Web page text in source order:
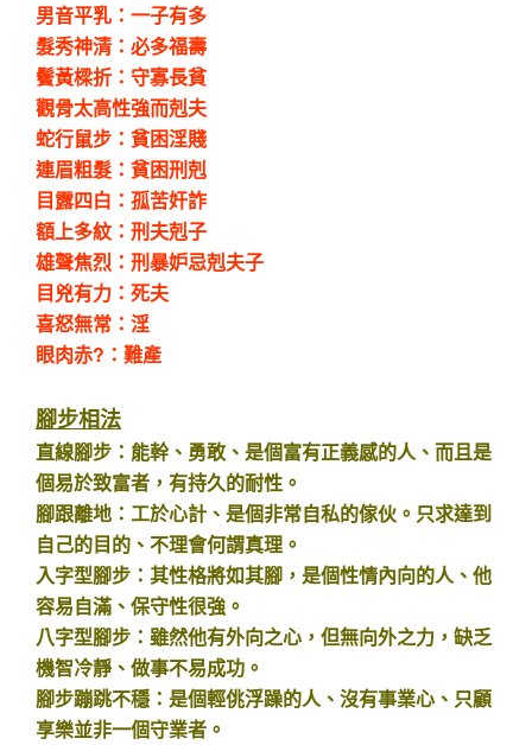
男音平乳：一子有多
髮秀神清：必多福壽
鬢黃樑折：守寡長貧
觀骨太高性強而剋夫
蛇行鼠步：貧困淫賤
連眉粗髮：貧困刑剋
目露四白：孤苦奸詐
額上多紋：刑夫剋子
雄聲焦烈：刑暴妒忌剋夫子
目兇有力：死夫
喜怒無常：淫
眼肉赤?：難產
腳步相法
直線腳步：能幹、勇敢、是個富有正義感的人、而且是
個易於致富者，有持久的耐性。
腳跟離地：工於心計、是個非常自私的傢伙。只求達到
自己的目的、不理會何謂真理。
入字型腳步：其性格將如其腳，是個性情內向的人、他
容易自滿、保守性很強。
八字型腳步：雖然他有外向之心，但無向外之力，缺乏
機智冷靜、做事不易成功。
腳步蹦跳不穩：是個輕佻浮躁的人、沒有事業心、只顧
享樂並非一個守業者。